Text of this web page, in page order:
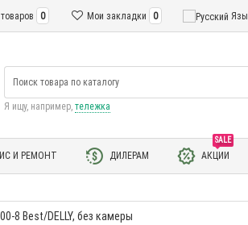
Мои закладки 0
0
Я ищу, например, тележка
И РЕМОНТ ДИЛЕРАМ
SALE
АКЦИИ
8 Best/DELLY, без камеры